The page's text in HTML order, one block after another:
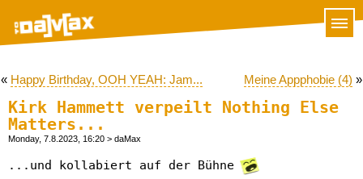
« Happy Birthday, OOH YEAH: Jam... Meine Appphobie (4) »
Kirk Hammett verpeilt Nothing Else
Matters...
Monday, 7.8.2023, 16:20 > daMax
...und kollabiert auf der Bühne